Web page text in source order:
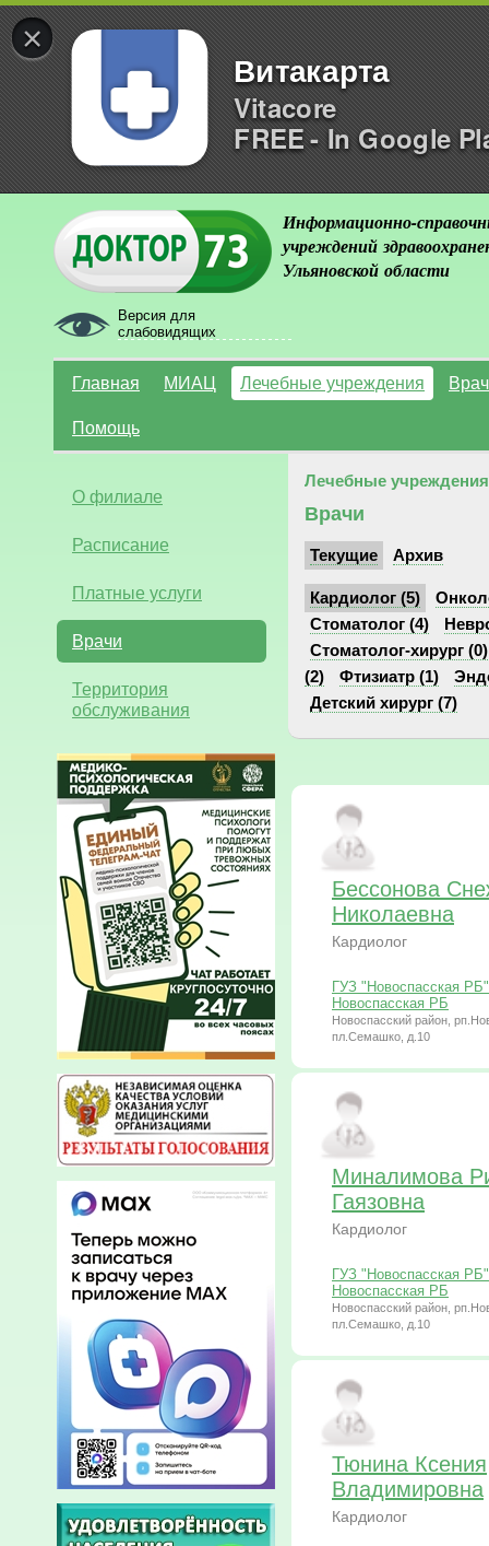
×
Витакарта
Vitacore
FREE - In Google
Версия для
слабовидящих
Информационно-
учреждений
Ульяновской области
Главная МИАЦ Лечебные учреждения
Помощь
О филиале
Расписание
Платные услуги
Врачи
Территория
обслуживания
Лечебные учреждения
Врачи
Текущие Архив
Кардиолог (5)
Стоматолог (4)
Стоматолог-хирург (0)
(2)
Фтизиатр (1)
Детский хирург (7)
Бессонова
Николаевна
Кардиолог
ГУЗ "Новоспасская
Новоспасская РБ
Новоспасский район,
пл.Семашко, д.10
Миналимова
Гаязовна
Кардиолог
ГУЗ "Новоспасская
Новоспасская РБ
Новоспасский район,
пл.Семашко, д.10
Тюнина Ксения
Владимировна
Кардиолог